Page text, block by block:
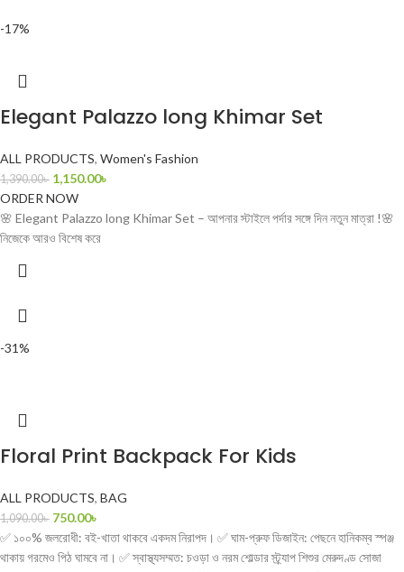
-17%
Elegant Palazzo long Khimar Set
ALL PRODUCTS, Women's Fashion
1,390.00৳ 1,150.00৳
ORDER NOW
🌸 Elegant Palazzo long Khimar Set – আপনার স্টাইলে পর্দার সঙ্গে দিন নতুন মাত্রা !🌸
নিজেকে আরও বিশেষ করে
-31%
Floral Print Backpack For Kids
ALL PRODUCTS, BAG
1,090.00৳ 750.00৳
✅ ১০০% জলরোধী: বই-খাতা থাকবে একদম নিরাপদ। ✅ ঘাম-প্রুফ ডিজাইন: পেছনে হানিকম্ব স্পঞ্জ
থাকায় গরমেও পিঠ ঘামবে না। ✅ স্বাস্থ্যসম্মত: চওড়া ও নরম শোল্ডার স্ট্র্যাপ শিশুর মেরুদণ্ড সোজা